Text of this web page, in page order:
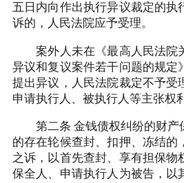
五日内向作出执行异议裁定的执
诉的，人民法院应予受理。
案外人未在《最高人民法院
异议和复议案件若干问题的规定
提出异议，人民法院裁定不予受
申请执行人、被执行人等主张权
第二条 金钱债权纠纷的财产
的存在轮候查封、扣押、冻结的
之诉，以首先查封、享有担保物
保全人、申请执行人为被告，以